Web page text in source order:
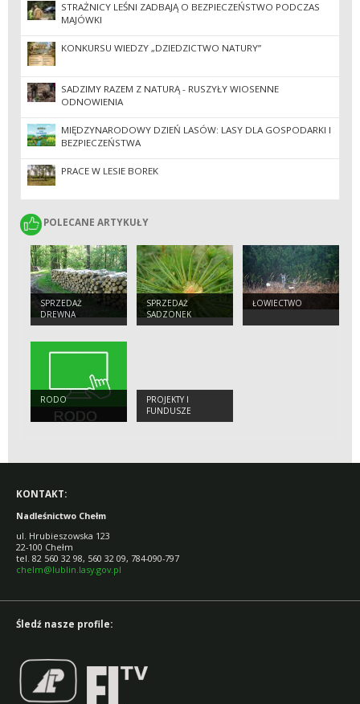
STRAŻNICY LEŚNI ZADBAJĄ O BEZPIECZEŃSTWO PODCZAS
MAJÓWKI
KONKURSU WIEDZY „DZIEDZICTWO NATURY”
SADZIMY RAZEM Z NATURĄ - RUSZYŁY WIOSENNE
ODNOWIENIA
MIĘDZYNARODOWY DZIEŃ LASÓW: LASY DLA GOSPODARKI I
BEZPIECZEŃSTWA
PRACE W LESIE BOREK
POLECANE ARTYKUŁY
POLECANE ARTYKUŁY
SPRZEDAŻ
DREWNA
SPRZEDAŻ
SADZONEK
ŁOWIECTWO
RODO
PROJEKTY I
FUNDUSZE
EUROPEJSKIE
KONTAKT:
Nadleśnictwo Chełm
ul. Hrubieszowska 123
22-100 Chełm
tel. 82 560 32 98, 560 32 09, 784-090-797
chelm@lublin.lasy.gov.pl
Śledź nasze profile: